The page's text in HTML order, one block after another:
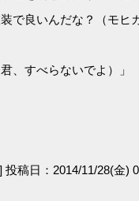
で良いんだな？（モヒ
、すべらないでよ）」
投稿日：2014/11/28(金)